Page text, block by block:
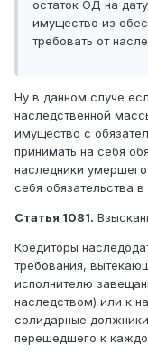
остаток ОД на
имущество из
требовать от
Ну в данном случе
наследственной
имущество с
принимать на себя
наследники
себя обязательства
Статья 1081.
Кредиторы
требования,
исполнителю
наследством) или к
солидарные
перешедшего к